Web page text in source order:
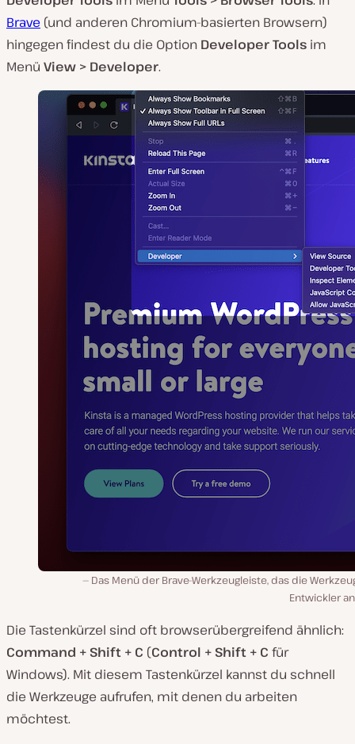
Brave (und anderen Chromium-basierten Browsern)
hingegen findest du die Option Developer Tools im
Menü View > Developer.
Das Menü der Brave-Werkzeugleiste, das die
Entwickler
Die Tastenkürzel sind oft browserübergreifend ähnlich:
Command + Shift + C (Control + Shift + C für
Windows). Mit diesem Tastenkürzel kannst du schnell
die Werkzeuge aufrufen, mit denen du arbeiten
möchtest.